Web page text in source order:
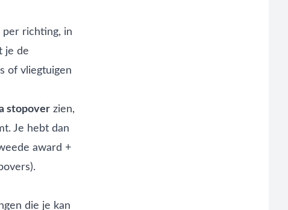
richting, in
je de
of vliegtuigen
stopover zien,
Je hebt dan
award +
die je kan